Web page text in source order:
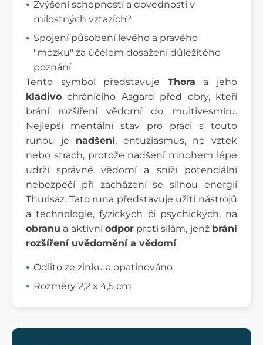
Zvýšení schopností a dovedností v
milostných vztazích?
Spojení působení levého a pravého
"mozku" za účelem dosažení důležitého
poznání
Tento symbol představuje Thora a jeho
kladivo chránícího Asgard před obry, kteří
brání rozšíření vědomí do multivesmíru.
Nejlepší mentální stav pro práci s touto
runou je nadšení, entuziasmus, ne vztek
nebo strach, protože nadšení mnohem lépe
udrží správné vědomí a sníží potenciální
nebezpečí při zacházení se silnou energií
Thurisaz. Tato runa představuje užití nástrojů
a technologie, fyzických či psychických, na
obranu a aktivníodporproti silám, jenž brání
rozšíření uvědomění a vědomí.
Odlito ze zinku a opatinováno
Rozměry 2,2 x 4,5 cm